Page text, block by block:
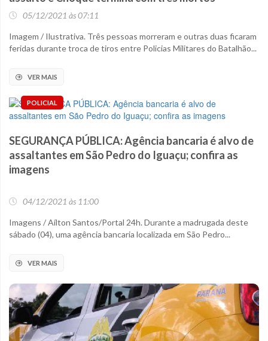
05/12/2021 às 07:11
Imagem / Ilustrativa. Três pessoas morreram e outras duas ficaram
feridas durante troca de tiros entre Policias Militares do Batalhão...
VER MAIS
POLICIAL
SEGURANÇA PÚBLICA: Agência bancaria é alvo de
assaltantes em São Pedro do Iguaçu; confira as
imagens
04/12/2021 às 11:00
Imagens / Aílton Santos/Portal 24h. Durante a madrugada deste
sábado (04), uma agência bancaria localizada em São Pedro...
VER MAIS